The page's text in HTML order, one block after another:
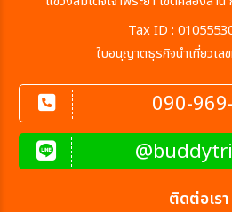
Tax ID :
ใบอนุญาตธุรกิจนำเที่ยวเล
090-
ติดต่อเรา